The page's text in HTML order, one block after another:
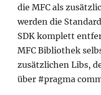
die MFC als
werden die
SDK komplett
MFC Bibliothek
zusätzlichen Libs,
über #pragma